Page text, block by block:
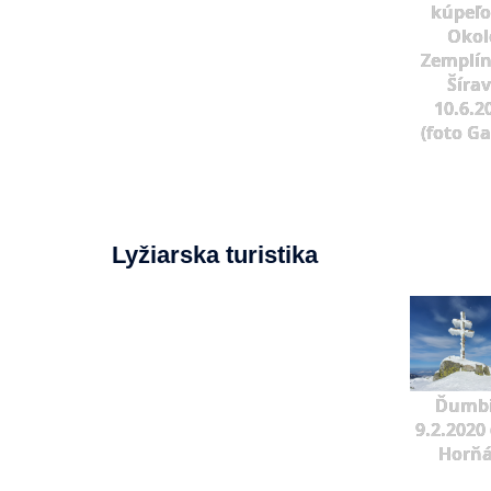
(foto
Lyžiarska turistika